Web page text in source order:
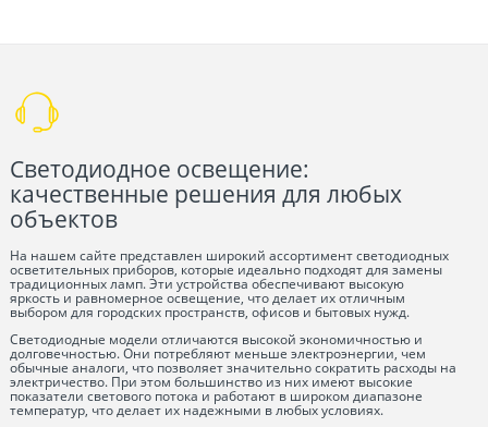
Светодиодное освещение:
качественные решения для любых
объектов
На нашем сайте представлен широкий ассортимент светодиодных
осветительных приборов, которые идеально подходят для замены
традиционных ламп. Эти устройства обеспечивают высокую
яркость и равномерное освещение, что делает их отличным
выбором для городских пространств, офисов и бытовых нужд.
Светодиодные модели отличаются высокой экономичностью и
долговечностью. Они потребляют меньше электроэнергии, чем
обычные аналоги, что позволяет значительно сократить расходы на
электричество. При этом большинство из них имеют высокие
показатели светового потока и работают в широком диапазоне
температур, что делает их надежными в любых условиях.